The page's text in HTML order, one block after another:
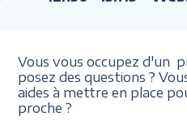
Vous vous occupez d'un
posez des questions ?
aides à mettre en place
proche ?